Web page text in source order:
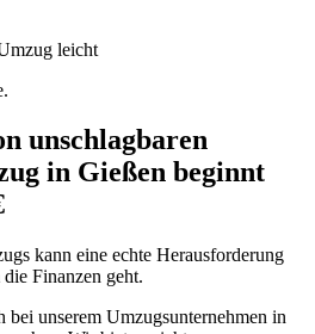
leicht
unschlagbaren
in Gießen beginnt
kann eine echte Herausforderung
Finanzen geht.
bei unserem Umzugsunternehmen in